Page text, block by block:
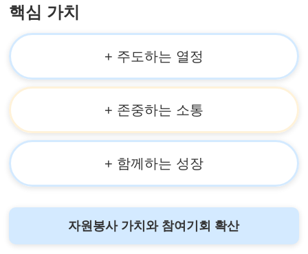
핵심 가치
+ 주도하는 열정
+ 존중하는 소통
+ 함께하는 성장
자원봉사 가치와 참여기회 확산